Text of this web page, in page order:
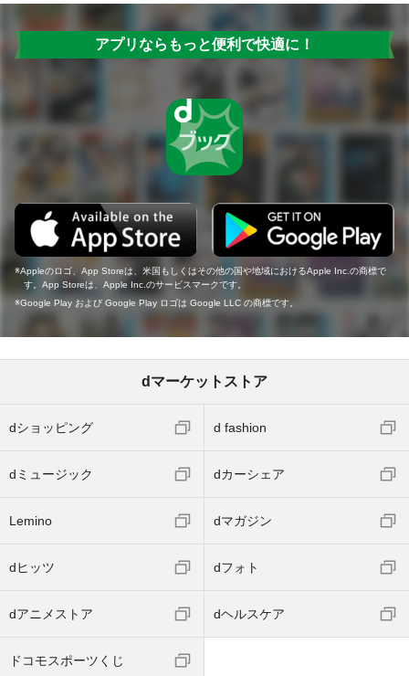
アプリならもっと便利で快適に！
Appleのロゴ、App Storeは、米国もしくはその他の国や地域におけるApple Inc.の商標で
す。App Storeは、Apple Inc.のサービスマークです。
Google Play および Google Play ロゴは Google LLC の商標です。
dマーケットストア
dショッピング d fashion
dミュージック dカーシェア
Lemino dマガジン
dヒッツ dフォト
dアニメストア dヘルスケア
ドコモスポーツくじ